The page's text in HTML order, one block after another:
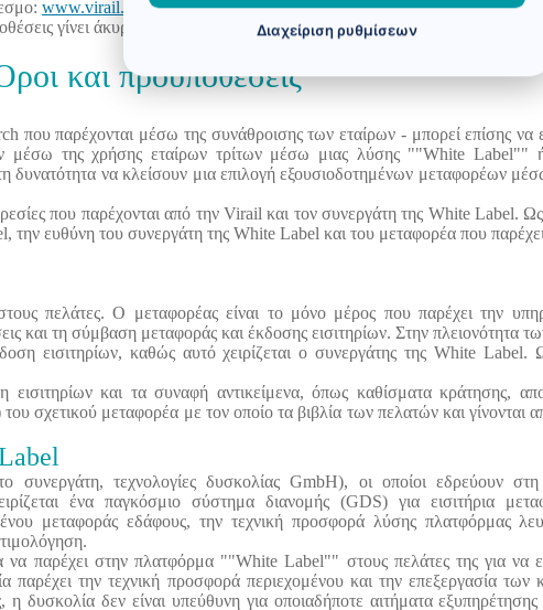
www.virail.de/v/geschaeftsbedingungen
γίνει άκυρη εν όλω ή εν μέρει, ή δεν λειτουργούν σύμφωνα με το
και προϋποθέσεις
παρέχονται μέσω της συνάθροισης των εταίρων - μπορεί επίσης να
μέσω της χρήσης εταίρων τρίτων μέσω μιας λύσης ""White Label"" ή
δυνατότητα να κλείσουν μια επιλογή εξουσιοδοτημένων μεταφορέων
που παρέχονται από την Virail και τον συνεργάτη της White Label. Ως
ευθύνη του συνεργάτη της White Label και του μεταφορέα που
πελάτες. Ο μεταφορέας είναι το μόνο μέρος που παρέχει την
και τη σύμβαση μεταφοράς και έκδοσης εισιτηρίων. Στην πλειονότητα
εισιτηρίων, καθώς αυτό χειρίζεται ο συνεργάτης της White
και τα συναφή αντικείμενα, όπως καθίσματα κράτησης,
σχετικού μεταφορέα με τον οποίο τα βιβλία των πελατών και γίνονται
τεχνολογίες δυσκολίας GmbH), οι οποίοι εδρεύουν
ένα παγκόσμιο σύστημα διανομής (GDS) για εισιτήρια
μεταφοράς εδάφους, την τεχνική προσφορά λύσης πλατφόρμας
να παρέχει στην πλατφόρμα ""White Label"" στους πελάτες της για να
την τεχνική προσφορά περιεχομένου και την επεξεργασία
η δυσκολία δεν είναι υπεύθυνη για οποιαδήποτε αιτήματα
Διαχείριση ρυθμίσεων